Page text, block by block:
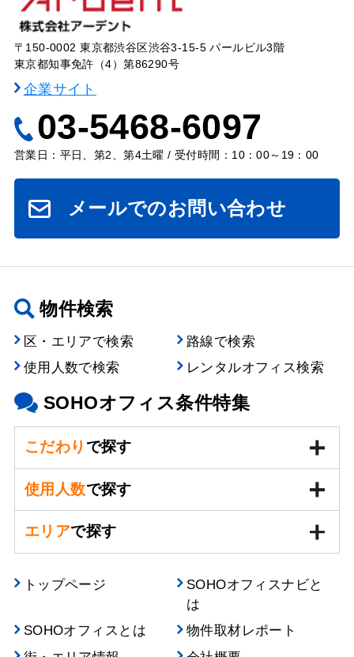
〒150-0002 東京都渋谷区渋谷3-15-5 パールビル3階
東京都知事免許（4）第86290号
企業サイト
03-5468-6097
営業日：平日、第2、第4土曜 / 受付時間：10：00～19：00
メールでのお問い合わせ
物件検索
区・エリアで検索
路線で検索
使用人数で検索
レンタルオフィス検索
SOHOオフィス条件特集
こだわり で探す
使用人数で探す
エリアで探す
トップページ
SOHOオフィスナビと
は
SOHOオフィスとは
物件取材レポート